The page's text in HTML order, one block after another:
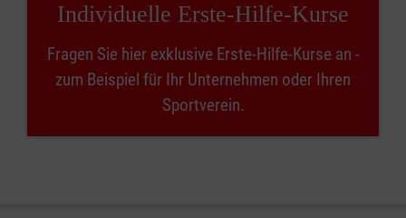
Individuelle Erste-Hilfe-Kurse
Fragen Sie hier exklusive Erste-Hilfe-Kurse an -
zum Beispiel für Ihr Unternehmen oder Ihren
Sportverein.